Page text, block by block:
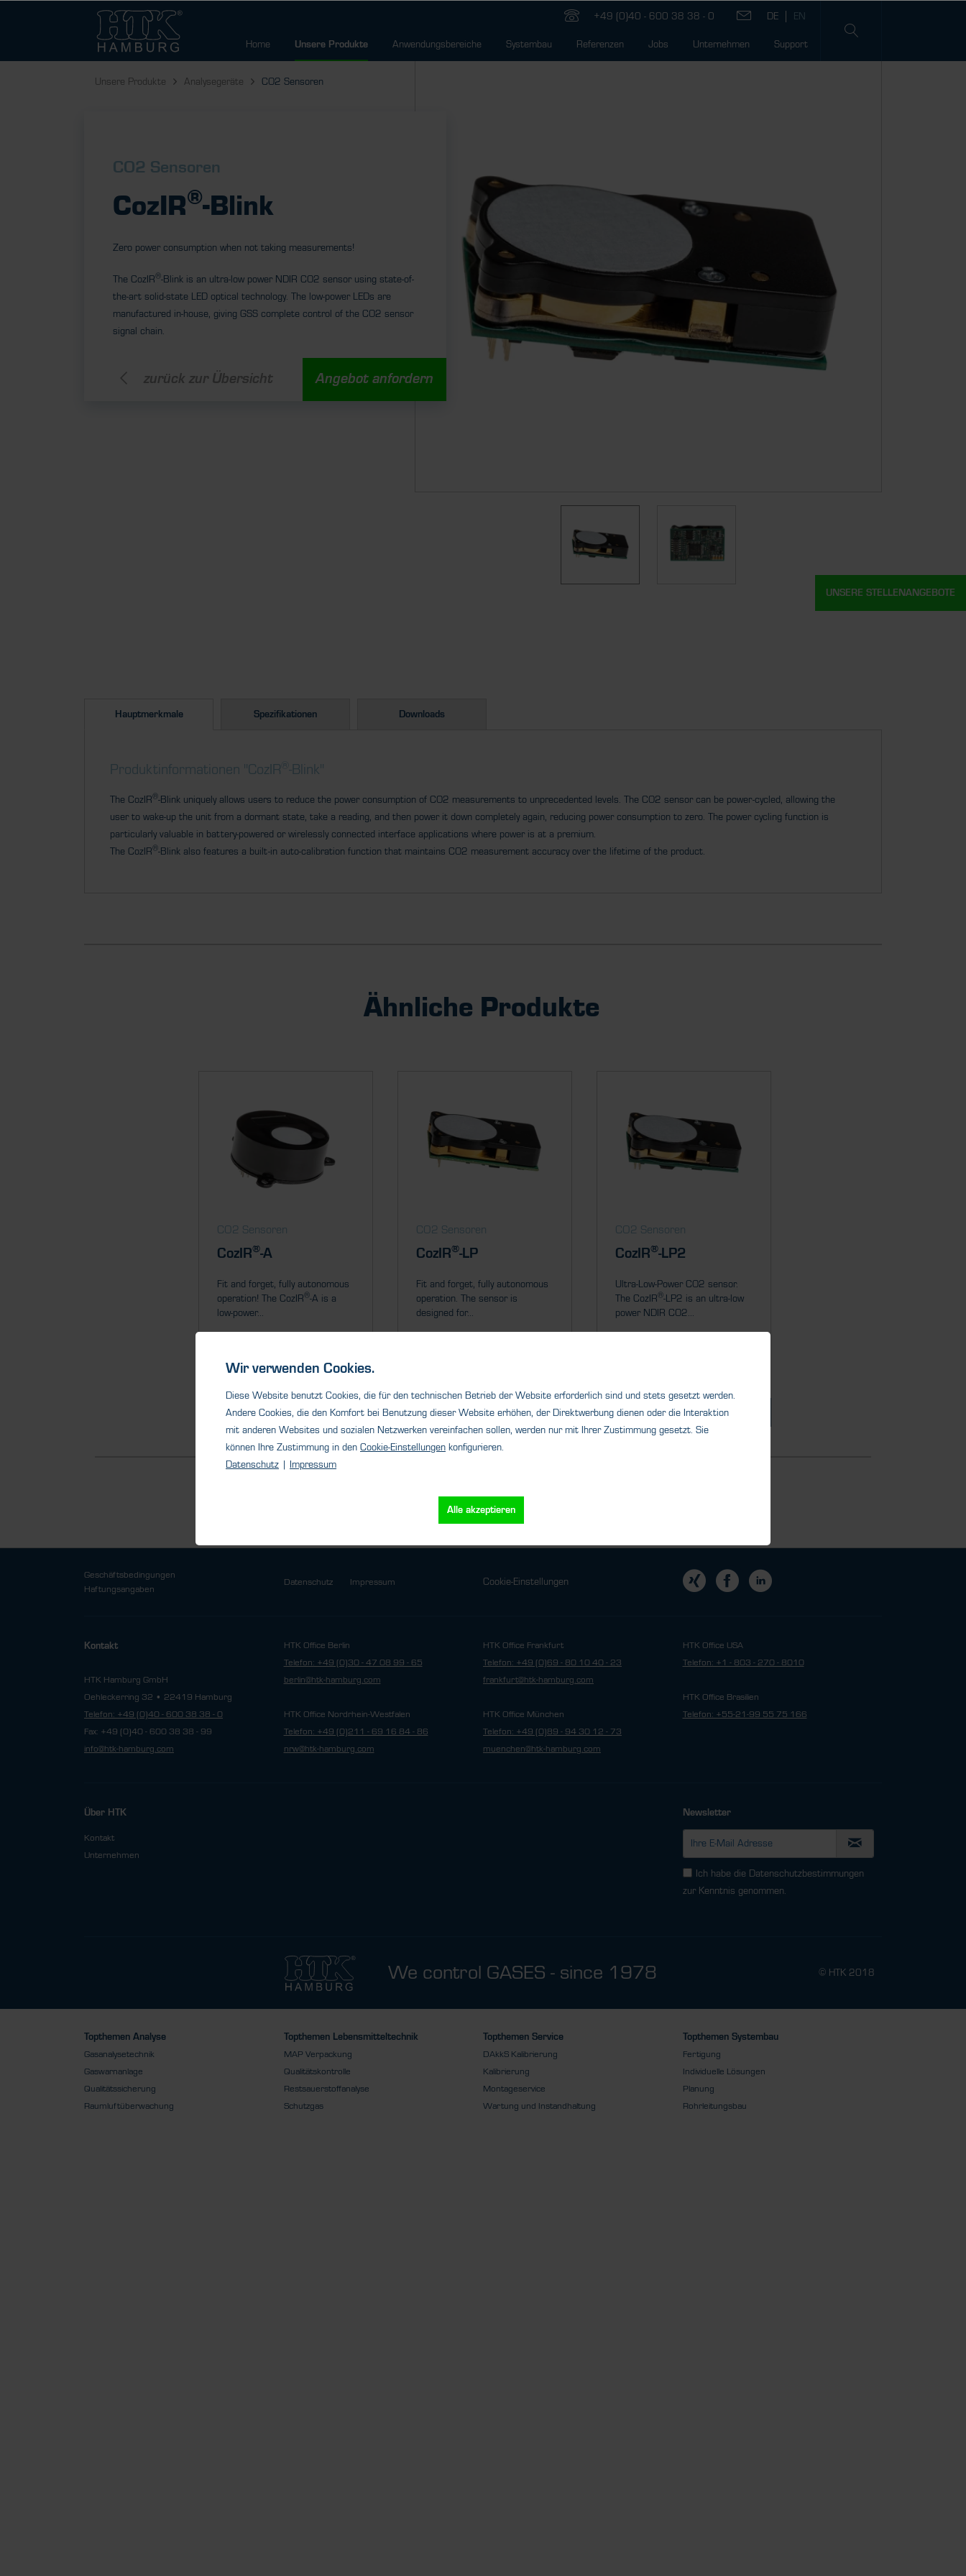
+49 (0)40 - 600 38 38 - 0
Home Unsere Produkte Anwendungsbereiche Systembau Referenzen Jobs Unternehmen Support
Unsere Produkte Analysegeräte CO2 Sensoren
CO2 Sensoren
CozIR®-Blink
Zero power consumption when not taking measurements!
The CozIR®-Blink is an ultra-low power NDIR CO2 sensor using state-of-
the-art solid-state LED optical technology. The low-power LEDs are
manufactured in-house, giving GSS complete control of the CO2 sensor
signal chain.
zurück zur Übersicht Angebot anfordern
Hauptmerkmale Spezifikationen Downloads
Produktinformationen "CozIR ® -Blink"
The CozIR®-Blink uniquely allows users to reduce the power consumption of CO2 measurements to unprecedented levels. The CO2 sensor can be power-cycled, allowing the
user to wake-up the unit from a dormant state, take a reading, and then power it down completely again, reducing power consumption to zero. The power cycling function is
particularly valuable in battery-powered or wirelessly connected interface applications where power is at a premium.
The CozIR®-Blink also features a built-in auto-calibration function that maintains CO2 measurement accuracy over the lifetime of the product.
Ähnliche Produkte
CO2 Sensoren
CozIR®-A
Fit and forget, fully autonomous
operation! The CozIR®-A is a
low-power...
Details
CO2 Sensoren
CozIR®-LP
Fit and forget, fully autonomous
operation. The sensor is
designed for...
Details
CO2 Sensoren
CozIR®-LP2
Ultra-Low-Power CO2 sensor.
The CozIR®-LP2 is an ultra-low
power NDIR CO2...
Details
Geschäftsbedingungen
Haftungsangaben
Datenschutz Impressum Cookie-Einstellungen
Kontakt
HTK Hamburg GmbH
Oehleckerring 32 • 22419 Hamburg
Telefon: +49 (0)40 - 600 38 38 - 0
Fax: +49 (0)40 - 600 38 38 - 99
info@htk-hamburg.com
HTK Office Berlin
Telefon: +49 (0)30 - 47 08 99 - 65
berlin@htk-hamburg.com
HTK Office Nordrhein-Westfalen
Telefon: +49 (0)211 - 69 16 84 - 86
nrw@htk-hamburg.com
HTK Office Frankfurt
Telefon: +49 (0)69 - 80 10 40 - 23
frankfurt@htk-hamburg.com
HTK Office München
Telefon: +49 (0)89 - 94 30 12 - 73
muenchen@htk-hamburg.com
HTK Office USA
Telefon: +1 - 803 - 270 - 8010
HTK Office Brasilien
Telefon: +55-21-99 55 75 166
Über HTK
Kontakt
Unternehmen
Newsletter
Ich habe die Datenschutzbestimmungen
zur Kenntnis genommen.
We control GASES - since 1978 © HTK 2018
Topthemen Analyse
Gasanalysetechnik
Gaswarnanlage
Qualitätssicherung
Raumluftüberwachung
Topthemen Lebensmitteltechnik
MAP Verpackung
Qualitätskontrolle
Restsauerstoffanalyse
Schutzgas
Topthemen Service
DAkkS Kalibrierung
Kalibrierung
Montageservice
Wartung und Instandhaltung
Topthemen Systembau
Fertigung
Individuelle Lösungen
Planung
Rohrleitungsbau
UNSERE STELLENANGEBOTE
Wir verwenden Cookies.
Diese Website benutzt Cookies, die für den technischen Betrieb der Website erforderlich sind und stets gesetzt werden.
Andere Cookies, die den Komfort bei Benutzung dieser Website erhöhen, der Direktwerbung dienen oder die Interaktion
mit anderen Websites und sozialen Netzwerken vereinfachen sollen, werden nur mit Ihrer Zustimmung gesetzt. Sie
können Ihre Zustimmung in den Cookie-Einstellungen konfigurieren.
Datenschutz | Impressum
Alle akzeptieren